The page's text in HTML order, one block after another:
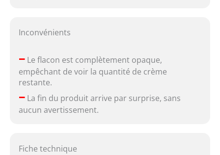
Inconvénients
–Le flacon est complètement opaque,
empêchant de voir la quantité de crème
restante.
–La fin du produit arrive par surprise, sans
aucun avertissement.
Fiche technique